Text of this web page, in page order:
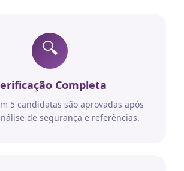
🔍
Completa
5 candidatas são aprovadas após
de segurança e referências.